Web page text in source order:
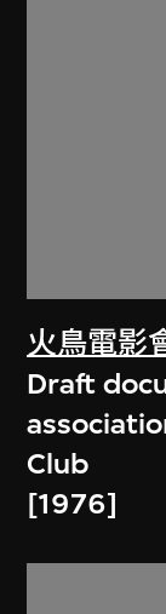
火鳥電影
Draft
Club
[1976]